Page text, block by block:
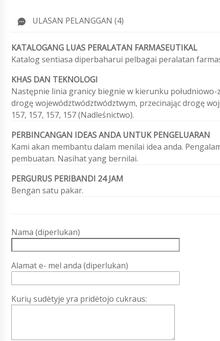
ULASAN PELANGGAN (4)
KATALOGANG LUAS PERALATAN FARMASEUTIKAL
Katalog sentiasa diperbaharui pelbagai peralatan
KHAS DAN TEKNOLOGI
Następnie linia granicy biegnie w kierunku
drogę województwództwództwym, przecinając drogę
157, 157, 157, 157 (Nadleśnictwo).
PERBINCANGAN IDEAS ANDA UNTUK PENGELUARAN
Kami akan membantu dalam menilai idea anda.
pembuatan. Nasihat yang bernilai.
PERGURUS PERIBANDI 24 JAM
Bengan satu pakar.
Nama (diperlukan)
Alamat e- mel anda (diperlukan)
Kurių sudėtyje yra pridėtojo cukraus: